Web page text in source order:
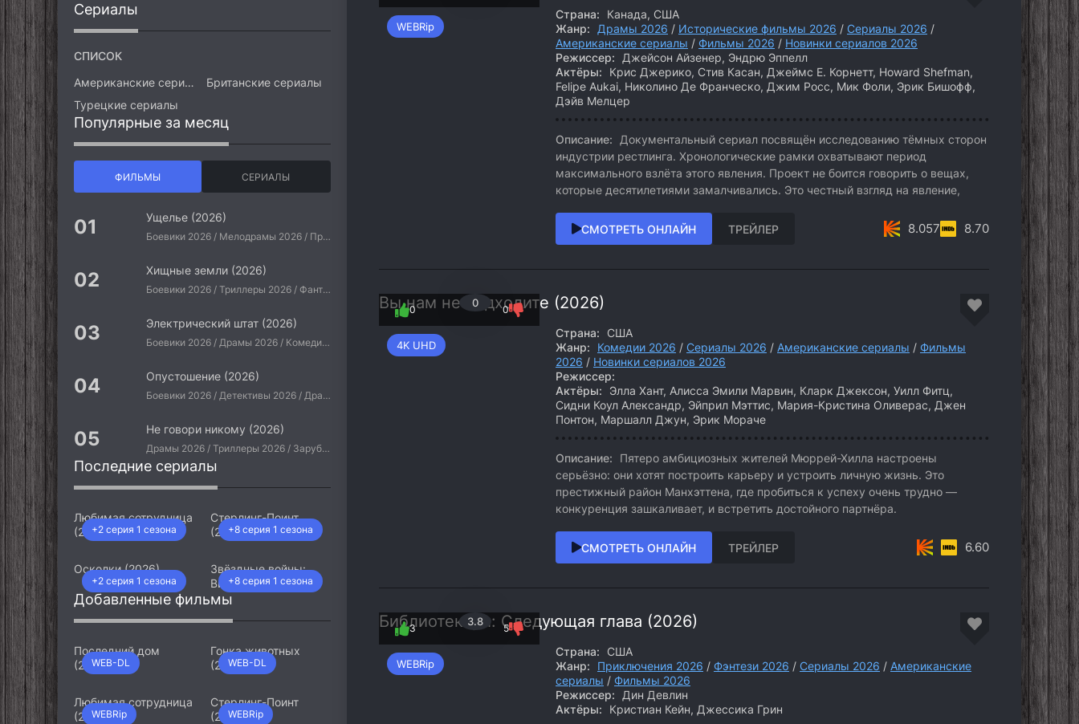
WEBRip
Страна:
Канада, США
Жанр:
Драмы 2026 / Исторические фильмы 2026 / Сериалы 2026 /
Американские сериалы / Фильмы 2026 / Новинки сериалов 2026
Режиссер:
Джейсон Айзенер, Эндрю Эппелл
Актёры:
Крис Джерико, Стив Касан, Джеймс Е. Корнетт, Howard Shefman,
Felipe Aukai, Николино Де Франческо, Джим Росс, Мик Фоли, Эрик Бишофф,
Дэйв Мелцер
Описание:
Документальный сериал посвящён исследованию тёмных сторон
индустрии рестлинга. Хронологические рамки охватывают период
максимального взлёта этого явления. Проект не боится говорить о вещах,
которые десятилетиями замалчивались. Это честный взгляд на явление,
СМОТРЕТЬ ОНЛАЙН ТРЕЙЛЕР 8.057 8.70
Вы нам не подходите (2026)
4K UHD
0
0 0
Страна:
США
Жанр:
Комедии 2026 / Сериалы 2026 / Американские сериалы / Фильмы
2026 / Новинки сериалов 2026
Режиссер:
Актёры:
Элла Хант, Алисса Эмили Марвин, Кларк Джексон, Уилл Фитц,
Сидни Коул Александр, Эйприл Мэттис, Мария-Кристина Оливерас, Джен
Понтон, Маршалл Джун, Эрик Мораче
Описание:
Пятеро амбициозных жителей Мюррей-Хилла настроены
серьёзно: они хотят построить карьеру и устроить личную жизнь. Это
престижный район Манхэттена, где пробиться к успеху очень трудно —
конкуренция зашкаливает, и встретить достойного партнёра.
СМОТРЕТЬ ОНЛАЙН ТРЕЙЛЕР 6.60
Библиотекари: Следующая глава (2026)
WEBRip
3.8
3 5
Страна:
США
Жанр:
Приключения 2026 / Фэнтези 2026 / Сериалы 2026 / Американские
сериалы / Фильмы 2026
Режиссер:
Дин Девлин
Актёры:
Кристиан Кейн, Джессика Грин
Сериалы
СПИСОК
Американские сериалы
Британские сериалы
Турецкие сериалы
Популярные за месяц
ФИЛЬМЫ СЕРИАЛЫ
Ущелье (2026)
Боевики 2026 / Мелодрамы 2026 / Приключения 2026 / Ужасы 2026 / Фантастические 2026 / Зарубежные фильмы 2026 / Американские фильмы / Фильмы 2026
Хищные земли (2026)
Боевики 2026 / Триллеры 2026 / Фантастические 2026 / Зарубежные фильмы 2026 / Американские фильмы / Фильмы 2026
Электрический штат (2026)
Боевики 2026 / Драмы 2026 / Комедии 2026 / Приключения 2026 / Фантастические 2026 / Зарубежные фильмы 2026 / Американские фильмы / Фильмы 2026
Опустошение (2026)
Боевики 2026 / Детективы 2026 / Драмы 2026 / Криминальные фильмы 2026 / Триллеры 2026 / Зарубежные фильмы 2026 / Американские фильмы / Фильмы 2026
Не говори никому (2026)
Драмы 2026 / Триллеры 2026 / Зарубежные фильмы 2026 / Американские фильмы / Фильмы 2026
Последние сериалы
+2 серия 1 сезона
Любимая сотрудница
(2026)
+8 серия 1 сезона
Стерлинг-Поинт
(2026)
+2 серия 1 сезона
Осколки (2026)
+8 серия 1 сезона
Звёздные войны:
Видения. Девятый
джедай (2026)
Добавленные фильмы
WEB-DL
Последний дом
(2026)
WEB-DL
Гонка животных
(2026)
WEBRip
Любимая сотрудница
(2026)
WEBRip
Стерлинг-Поинт
(2026)